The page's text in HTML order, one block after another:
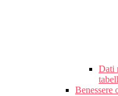
Dati
Benessere